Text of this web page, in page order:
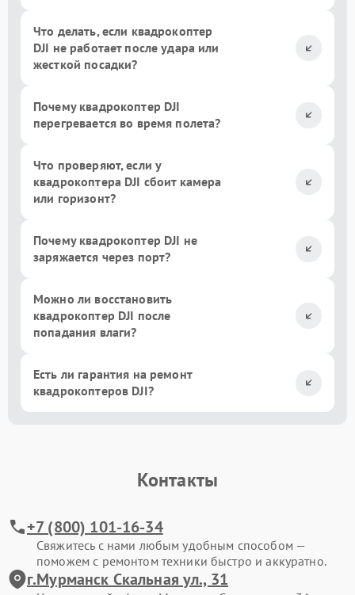
Что делать, если квадрокоптер
DJI не работает после удара или
жесткой посадки?
Почему квадрокоптер DJI
перегревается во время полета?
Что проверяют, если у
квадрокоптера DJI сбоит камера
или горизонт?
Почему квадрокоптер DJI не
заряжается через порт?
Можно ли восстановить
квадрокоптер DJI после
попадания влаги?
Есть ли гарантия на ремонт
квадрокоптеров DJI?
Контакты
+7 (800) 101-16-34
Свяжитесь с нами любым удобным способом —
поможем с ремонтом техники быстро и аккуратно.
г.Мурманск Скальная ул., 31